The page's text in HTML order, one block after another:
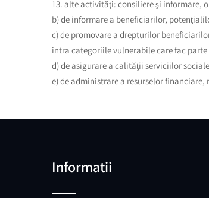
13. alte activităţi: consiliere şi informare,
b) de informare a beneficiarilor,
c) de promovare a drepturilor
intra categoriile vulnerabile care fac
d) de asigurare a calităţii serviciilor sociale
e) de administrare a resurselor
Informatii